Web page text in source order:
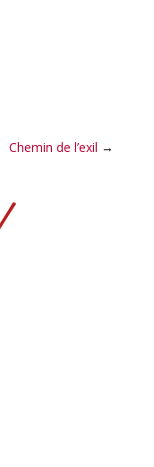
Chemin de l’exil →